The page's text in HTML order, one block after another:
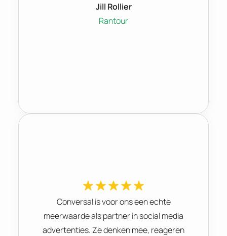
Jill Rollier
Rantour
Conversal is voor ons een echte
meerwaarde als partner in social media
advertenties. Ze denken mee, reageren